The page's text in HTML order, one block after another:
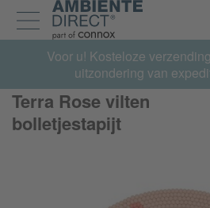
Home
Navigatie uit- en inklappen
Summer Sale:met tot 65%
Voor u! Kosteloze
uitzondering van
Terra Rose vilten
bolletjestapijt